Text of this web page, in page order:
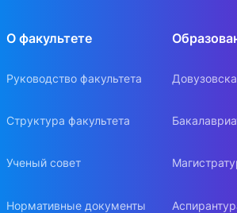
О факультете
Руководство факультета
Структура факультета
Ученый совет
Нормативные документы